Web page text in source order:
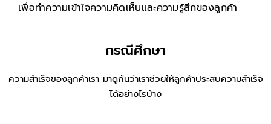
เพื่อทำความเข้าใจความคิดเห็นและความรู้สึกของลูกค้า
กรณีศึกษา
ความสำเร็จของลูกค้าเรา มาดูกันว่าเราช่วยให้ลูกค้าประสบความสำเร็จ
ได้อย่างไรบ้าง